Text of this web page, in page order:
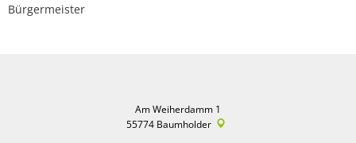
Bürgermeister
Am Weiherdamm 1
55774 Baumholder